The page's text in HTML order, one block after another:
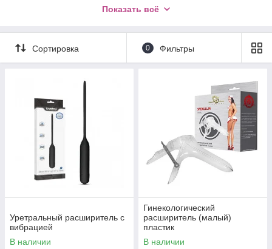
металлический блеск — создающий характерный
выбирают те, кому близка тематика контроля, эксперимента
и строгости линий. Все элементы рассчитаны на
декоративное и ролевое использование, а не на
и корректную фиксацию, избегая избыточного давления. Для
ухода подойдут мягкие антисептики без спирта и сухое
хранение в индивидуальном чехле.
Показать всё
Сортировка 0 Фильтры
Уретральный расширитель с
вибрацией
В наличии
Гинекологический
расширитель (малый)
пластик
В наличии